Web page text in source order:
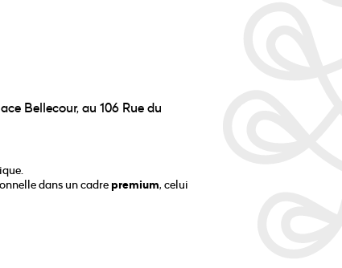
Bellecour, au 106 Rue du
dans un cadre premium, celui